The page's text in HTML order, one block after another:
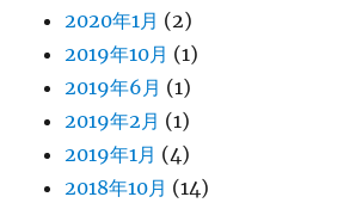
2020年1月 (2)
2019年10月 (1)
2019年6月 (1)
2019年2月 (1)
2019年1月 (4)
2018年10月 (14)